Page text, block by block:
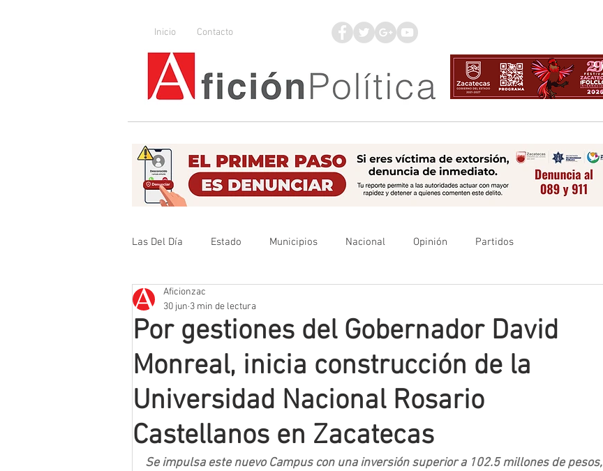
Inicio Contacto
Las Del Día Estado Municipios Nacional Opinión Partidos
Que no se olvide
Por gestiones del Gobernador David
Monreal, inicia construcción de la
Universidad Nacional Rosario
Castellanos en Zacatecas
Aficionzac
30 jun 3 min de lectura
Se impulsa este nuevo Campus con una inversión superior a 102.5 millones de pesos,